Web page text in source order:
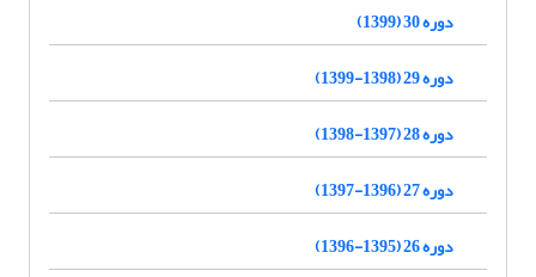
دوره 30 (1399)
دوره 29 (1398-1399)
دوره 28 (1397-1398)
دوره 27 (1396-1397)
دوره 26 (1395-1396)